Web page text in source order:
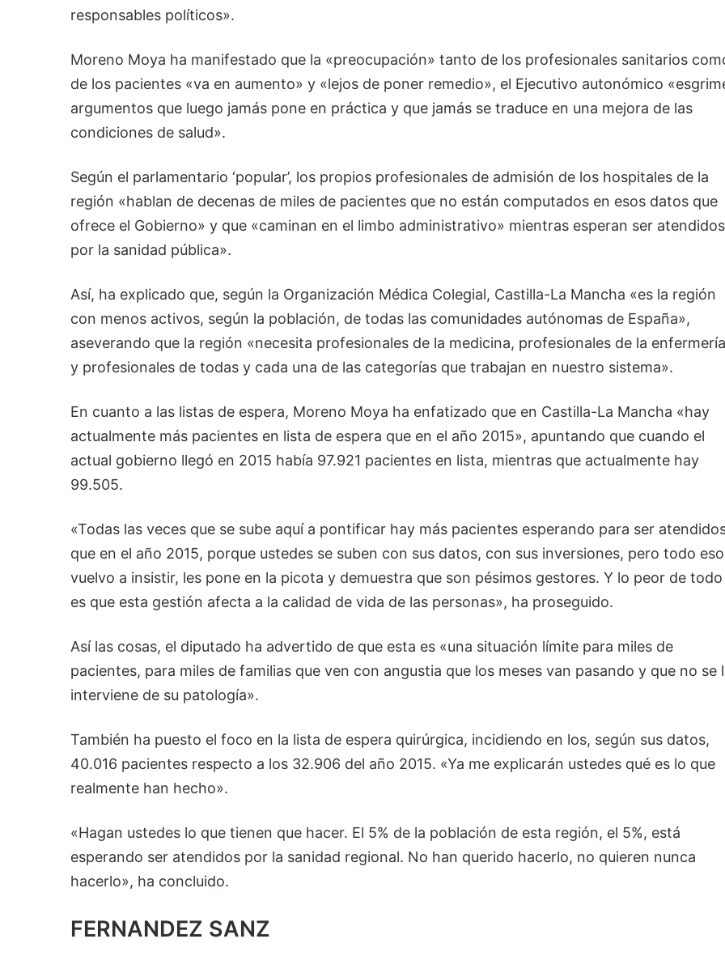
responsables políticos».
Moreno Moya ha manifestado que la «preocupación» tanto de los profesionales sanitarios
de los pacientes «va en aumento» y «lejos de poner remedio», el Ejecutivo autonómico
argumentos que luego jamás pone en práctica y que jamás se traduce en una mejora de las
condiciones de salud».
Según el parlamentario ‘popular’, los propios profesionales de admisión de los hospitales de la
región «hablan de decenas de miles de pacientes que no están computados en esos datos que
ofrece el Gobierno» y que «caminan en el limbo administrativo» mientras esperan ser atendidos
por la sanidad pública».
Así, ha explicado que, según la Organización Médica Colegial, Castilla-La Mancha «es la región
con menos activos, según la población, de todas las comunidades autónomas de España»,
aseverando que la región «necesita profesionales de la medicina, profesionales de la enfermería
y profesionales de todas y cada una de las categorías que trabajan en nuestro sistema».
En cuanto a las listas de espera, Moreno Moya ha enfatizado que en Castilla-La Mancha «hay
actualmente más pacientes en lista de espera que en el año 2015», apuntando que cuando el
actual gobierno llegó en 2015 había 97.921 pacientes en lista, mientras que actualmente hay
99.505.
«Todas las veces que se sube aquí a pontificar hay más pacientes esperando para ser
que en el año 2015, porque ustedes se suben con sus datos, con sus inversiones, pero todo
vuelvo a insistir, les pone en la picota y demuestra que son pésimos gestores. Y lo peor de todo
es que esta gestión afecta a la calidad de vida de las personas», ha proseguido.
Así las cosas, el diputado ha advertido de que esta es «una situación límite para miles de
pacientes, para miles de familias que ven con angustia que los meses van pasando y que no se
interviene de su patología».
También ha puesto el foco en la lista de espera quirúrgica, incidiendo en los, según sus datos,
40.016 pacientes respecto a los 32.906 del año 2015. «Ya me explicarán ustedes qué es lo que
realmente han hecho».
«Hagan ustedes lo que tienen que hacer. El 5% de la población de esta región, el 5%, está
esperando ser atendidos por la sanidad regional. No han querido hacerlo, no quieren nunca
hacerlo», ha concluido.
FERNANDEZ SANZ